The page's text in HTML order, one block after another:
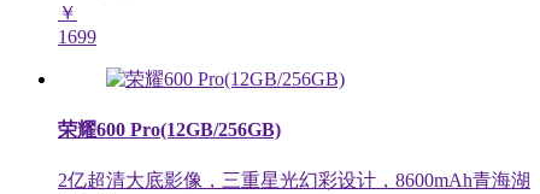
￥
1699
荣耀600 Pro(12GB/256GB)
2亿超清大底影像，三重星光幻彩设计，8600mAh青海湖